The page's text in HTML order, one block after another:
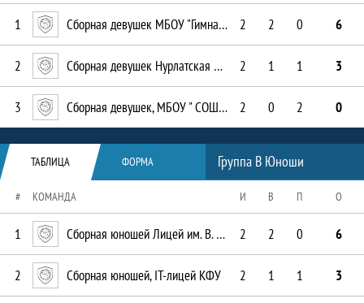
1 Сборная девушек МБОУ "Гимназия № 6" 2 2 0 6
2 Сборная девушек Нурлатская СОШ 2 1 1 3
3 Сборная девушек, МБОУ " СОШ № 3 им. Тази Гиззата " 2 0 2 0
Таблица
ТАБЛИЦА ФОРМА Группа В Юноши
# КОМАНДА И В П О
1 Сборная юношей Лицей им. В. В. Карпова 2 2 0 6
2 Сборная юношей, IT-лицей КФУ 2 1 1 3